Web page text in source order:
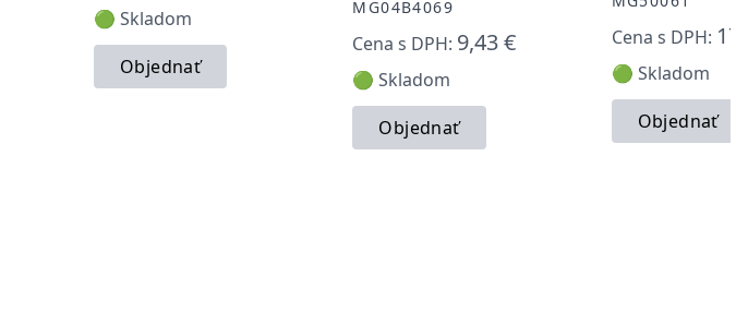
🟢 Skladom
Objednať
MG04B4069
Cena s DPH: 9,43 €
🟢 Skladom
Objednať
Cena s DPH:
🟢 Skladom
Objednať